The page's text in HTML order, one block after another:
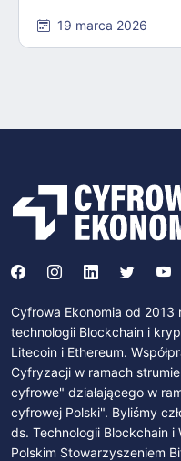
19 marca 2026
Cyfrowa Ekonomia od
technologii Blockchain i
Litecoin i Ethereum.
Cyfryzacji w ramach
cyfrowe" działającego w
cyfrowej Polski". Byliśmy
ds. Technologii Blockchain i
Polskim Stowarzyszeniem